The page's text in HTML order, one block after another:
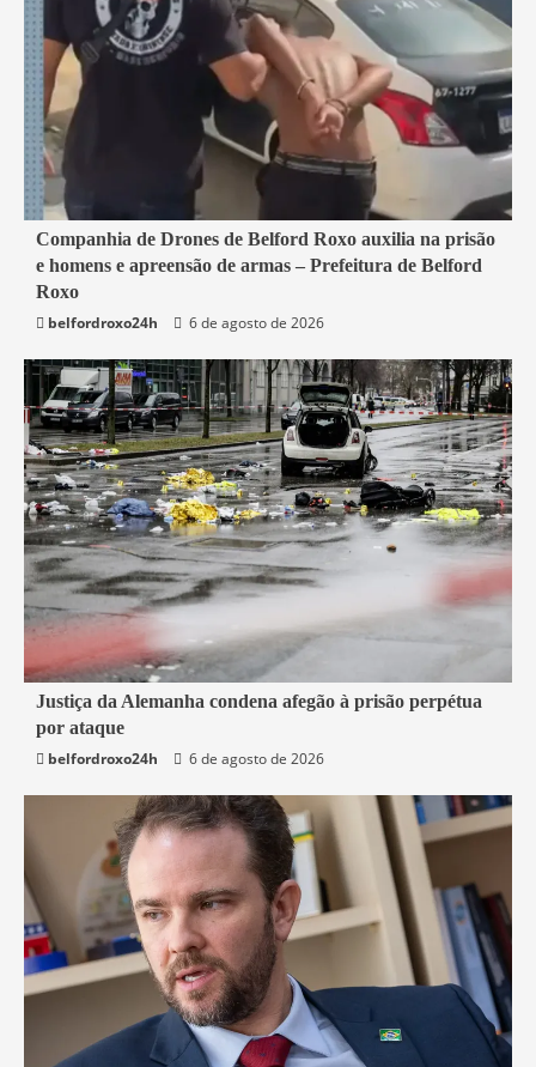
1 min read
Belford Roxo
Companhia de Drones de Belford Roxo auxilia na prisão
e homens e apreensão de armas – Prefeitura de Belford
Roxo
belfordroxo24h
6 de agosto de 2026
1 min read
Mundo
Justiça da Alemanha condena afegão à prisão perpétua
por ataque
belfordroxo24h
6 de agosto de 2026